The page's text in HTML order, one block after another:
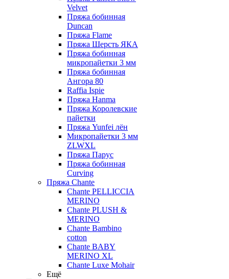
Velvet
Пряжа бобинная
Duncan
Пряжа Flame
Пряжа Шерсть ЯКА
Пряжа бобинная
микропайетки 3 мм
Пряжа бобинная
Ангора 80
Raffia Ispie
Пряжа Hanma
Пряжа Королевские
пайетки
Пряжа Yunfei лён
Микропайетки 3 мм
ZLWXL
Пряжа Парус
Пряжа бобинная
Curving
Пряжа Chante
Chante PELLICCIA
MERINO
Chante PLUSH &
MERINO
Chante Bambino
cotton
Chante BABY
MERINO XL
Chante Luxe Mohair
Ещё